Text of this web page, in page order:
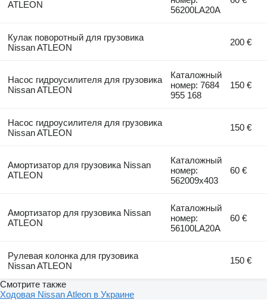
ATLEON
56200LA20A
Кулак поворотный для грузовика
Nissan ATLEON
200 €
Насос гидроусилителя для грузовика
Nissan ATLEON
Каталожный
номер: 7684
955 168
150 €
Насос гидроусилителя для грузовика
Nissan ATLEON
150 €
Амортизатор для грузовика Nissan
ATLEON
Каталожный
номер:
562009x403
60 €
Амортизатор для грузовика Nissan
ATLEON
Каталожный
номер:
56100LA20A
60 €
Рулевая колонка для грузовика
Nissan ATLEON
150 €
Смотрите также
Ходовая Nissan Atleon в Украине